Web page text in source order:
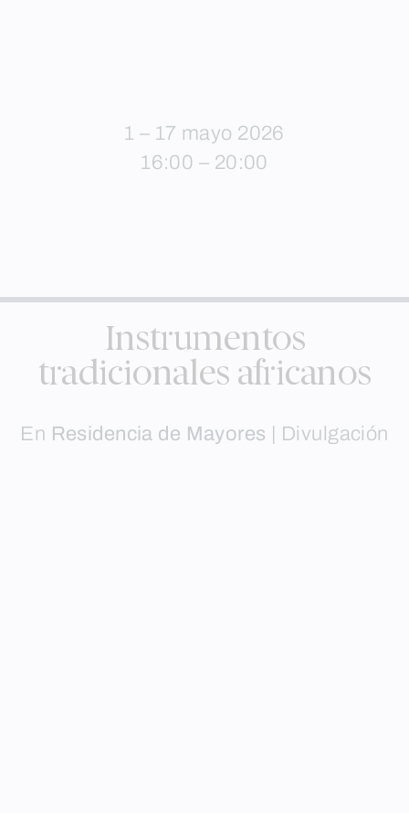
1 – 17 mayo 2026
16:00 – 20:00
Instrumentos
tradicionales africanos
En Residencia de Mayores Divulgación